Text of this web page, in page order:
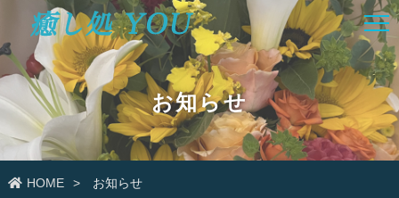
お知らせ
HOME お知らせ